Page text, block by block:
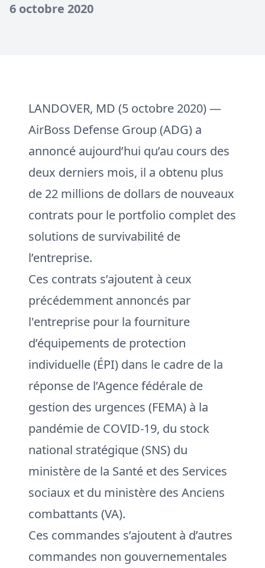
6 octobre 2020
LANDOVER, MD (5 octobre 2020) —
AirBoss Defense Group (ADG) a
annoncé aujourd’hui qu’au cours des
deux derniers mois, il a obtenu plus
de 22 millions de dollars de nouveaux
contrats pour le portfolio complet des
solutions de survivabilité de
l’entreprise.
Ces contrats s’ajoutent à ceux
précédemment annoncés par
l'entreprise pour la fourniture
d’équipements de protection
individuelle (ÉPI) dans le cadre de la
réponse de l’Agence fédérale de
gestion des urgences (FEMA) à la
pandémie de COVID-19, du stock
national stratégique (SNS) du
ministère de la Santé et des Services
sociaux et du ministère des Anciens
combattants (VA).
Ces commandes s’ajoutent à d’autres
commandes non gouvernementales